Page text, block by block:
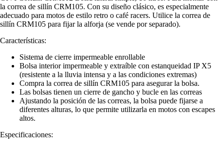
la correa de sillín CRM105. Con su diseño clásico, es especialmente
adecuado para motos de estilo retro o café racers. Utilice la correa de
sillín CRM105 para fijar la alforja (se vende por separado).
Características:
Sistema de cierre impermeable enrollable
Bolsa interior impermeable y extraíble con estanqueidad IP X5
(resistente a la lluvia intensa y a las condiciones extremas)
Compra la correa de sillín CRM105 para asegurar la bolsa.
Las bolsas tienen un cierre de gancho y bucle en las correas
Ajustando la posición de las correas, la bolsa puede fijarse a
diferentes alturas, lo que permite utilizarla en motos con escapes
altos.
Especificaciones: